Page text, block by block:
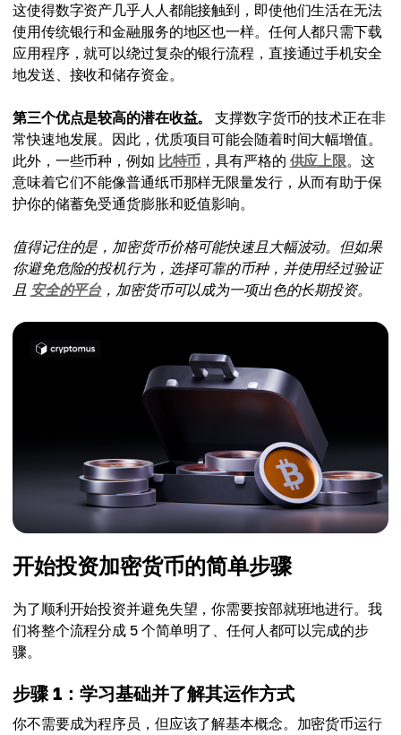
这使得数字资产几乎人人都能接触到，即使他们生活在无法
使用传统银行和金融服务的地区也一样。任何人都只需下载
应用程序，就可以绕过复杂的银行流程，直接通过手机安全
地发送、接收和储存资金。
第三个优点是较高的潜在收益。
支撑数字货币的技术正在非
常快速地发展。因此，优质项目可能会随着时间大幅增值。
此外，一些币种，例如 比特币 ，具有严格的 供应上限。这
意味着它们不能像普通纸币那样无限量发行，从而有助于保
护你的储蓄免受通货膨胀和贬值影响。
值得记住的是，加密货币价格可能快速且大幅波动。但如果
你避免危险的投机行为，选择可靠的币种，并使用经过验证
且 安全的平台，加密货币可以成为一项出色的长期投资。
开始投资加密货币的简单步骤
为了顺利开始投资并避免失望，你需要按部就班地进行。我
们将整个流程分成 5 个简单明了、任何人都可以完成的步
骤。
步骤 1：学习基础并了解其运作方式
你不需要成为程序员，但应该了解基本概念。加密货币运行